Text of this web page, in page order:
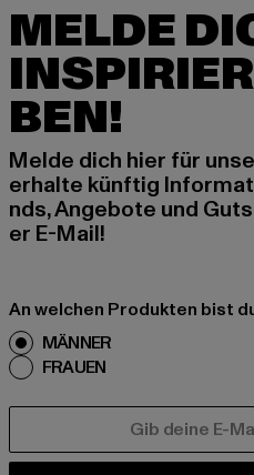
MELDE
BEN!
Melde dich hier für
erhalte künftig
nds, Angebote und
er E-Mail!
An welchen Produkten bist
MÄNNER
FRAUEN